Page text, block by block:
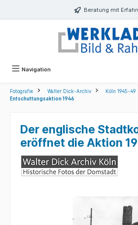
Beratung mit
Navigation
Fotografie Walter Dick-Archiv
Köln 1945-49
Entschuttungsaktion 1946
Der englische
eröffnet die Aktion